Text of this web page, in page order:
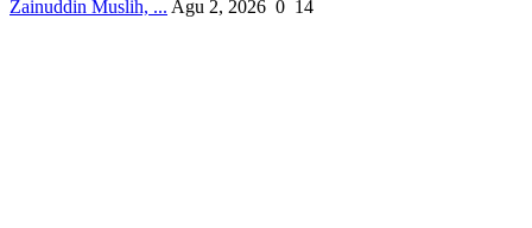
Zainuddin Muslih, ... Agu 2, 2026 0 14